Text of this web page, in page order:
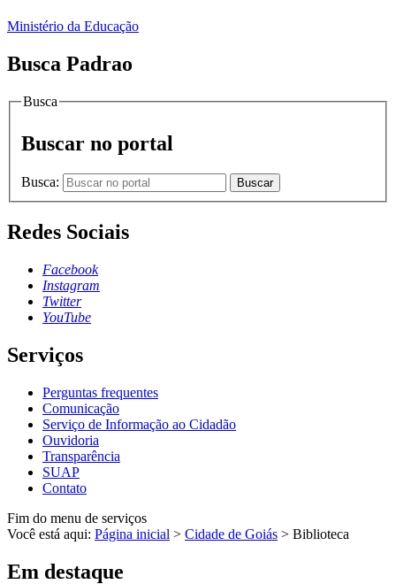
Ministério da Educação
Busca Padrao
Busca
Buscar no portal
Busca: Buscar
Redes Sociais
Facebook
Instagram
Twitter
YouTube
Serviços
Perguntas frequentes
Comunicação
Serviço de Informação ao Cidadão
Ouvidoria
Transparência
SUAP
Contato
Fim do menu de serviços
Você está aqui: Página inicial > Cidade de Goiás > Biblioteca
Em destaque